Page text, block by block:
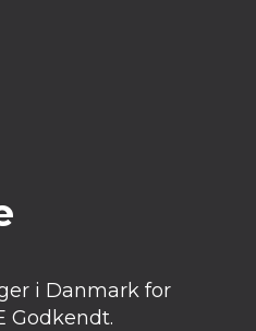
i Danmark for
Godkendt.